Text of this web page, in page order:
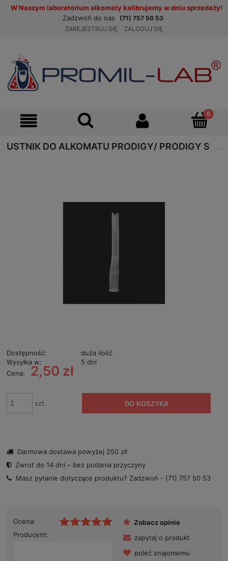
W Naszym laboratorium alkomaty kalibrujemy w dniu sprzedaży!
Zadzwoń do nas
(71) 757 50 53
ZAREJESTRUJ SIĘ
ZALOGUJ SIĘ
USTNIK DO ALKOMATU PRODIGY/ PRODIGY S
Dostępność:
duża ilość
Wysyłka w:
5 dni
Cena:
2,50 zł
szt. DO KOSZYKA
Darmowa dostawa powyżej 250 zł!
Zwrot do 14 dni – bez podania przyczyny
Masz pytanie dotyczące produktu? Zadzwoń - (71) 757 50 53
Ocena:
Producent:
Zobacz opinie
zapytaj o produkt
poleć znajomemu